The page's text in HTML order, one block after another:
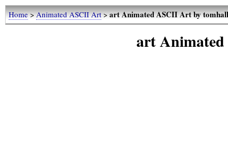
Home>Animated ASCII Art>art Animated ASCII Art by tomhall
art